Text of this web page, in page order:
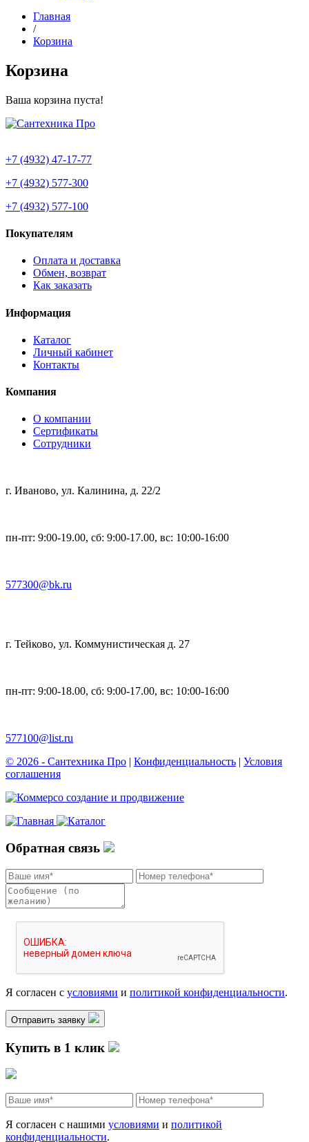
Главная
/
Корзина
Корзина
Ваша корзина пуста!
+7 (4932) 47-17-77
+7 (4932) 577-300
+7 (4932) 577-100
Покупателям
Оплата и доставка
Обмен, возврат
Как заказать
Информация
Каталог
Личный кабинет
Контакты
Компания
О компании
Сертификаты
Сотрудники
г. Иваново, ул. Калинина, д. 22/2
пн-пт: 9:00-19.00, сб: 9:00-17.00, вс: 10:00-16:00
577300@bk.ru
г. Тейково, ул. Коммунистическая д. 27
пн-пт: 9:00-18.00, сб: 9:00-17.00, вс: 10:00-16:00
577100@list.ru
© 2026 - Сантехника Про | Конфиденциальность | Условия
соглашения
cоздание и продвижение
Обратная связь
Я согласен с условиями и политикой конфиденциальности.
Отправить заявку
Купить в 1 клик
Я согласен с нашими условиями и политикой
конфиденциальности.